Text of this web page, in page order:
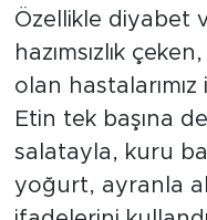
Özellikle diyabet
hazımsızlık
olan
Etin tek başına
salatayla, kuru
yoğurt, ayranla